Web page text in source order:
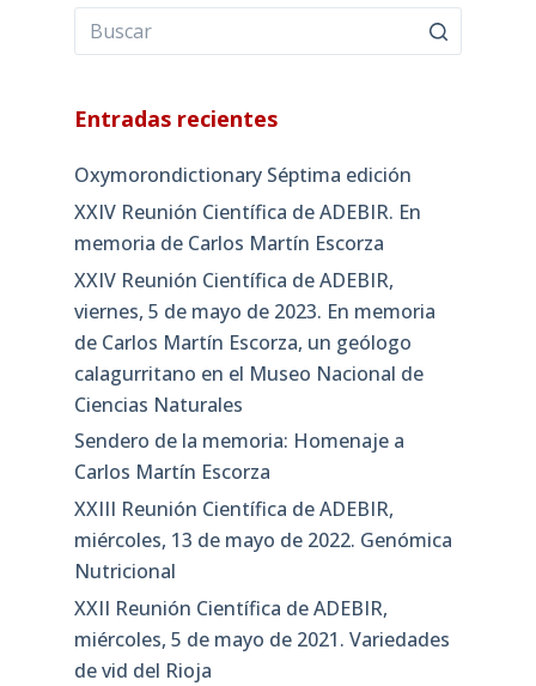
Entradas recientes
Oxymorondictionary Séptima edición
XXIV Reunión Científica de ADEBIR. En
memoria de Carlos Martín Escorza
XXIV Reunión Científica de ADEBIR,
viernes, 5 de mayo de 2023. En memoria
de Carlos Martín Escorza, un geólogo
calagurritano en el Museo Nacional de
Ciencias Naturales
Sendero de la memoria: Homenaje a
Carlos Martín Escorza
XXIII Reunión Científica de ADEBIR,
miércoles, 13 de mayo de 2022. Genómica
Nutricional
XXII Reunión Científica de ADEBIR,
miércoles, 5 de mayo de 2021. Variedades
de vid del Rioja